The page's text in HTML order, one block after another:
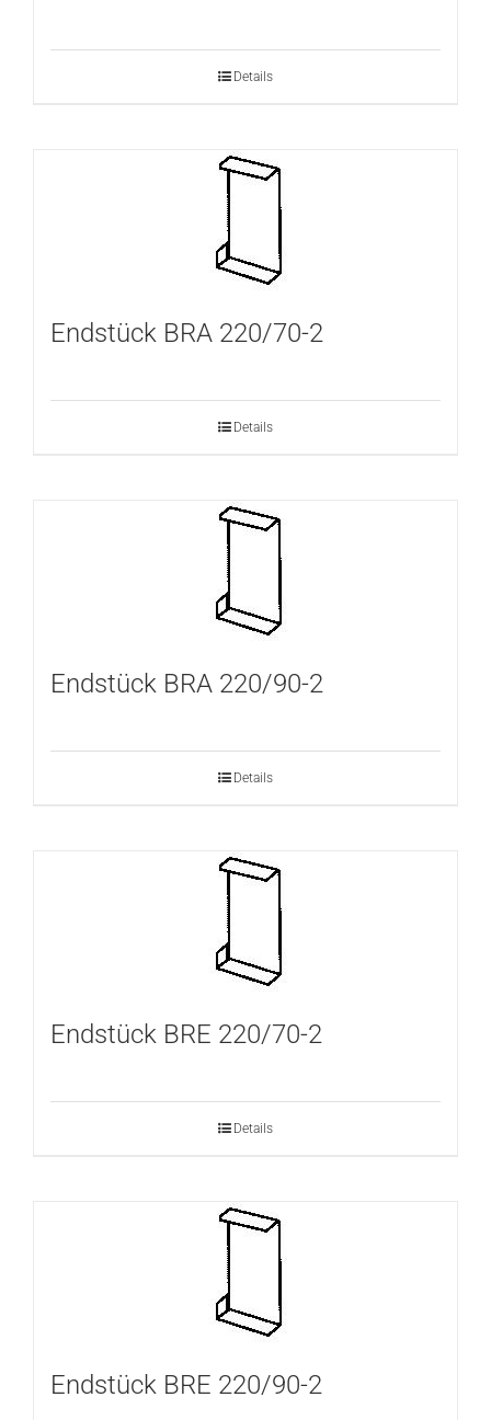
Details
Endstück BRA 220/70-2
Details
Endstück BRA 220/90-2
Details
Endstück BRE 220/70-2
Details
Endstück BRE 220/90-2